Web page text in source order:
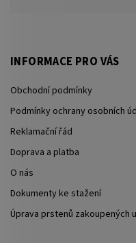
INFORMACE PRO VÁS
Obchodní podmínky
Podmínky ochrany osobních
Reklamační řád
Doprava a platba
O nás
Dokumenty ke stažení
Úprava prstenů zakoupených